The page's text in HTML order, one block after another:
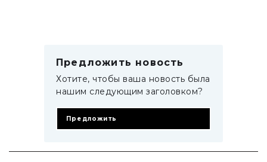
Предложить новость
Хотите, чтобы ваша новость была
нашим следующим заголовком?
Предложить